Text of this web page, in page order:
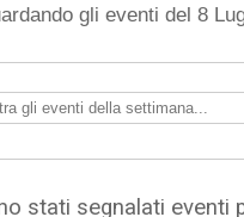
gli eventi del 8
stati segnalati eventi